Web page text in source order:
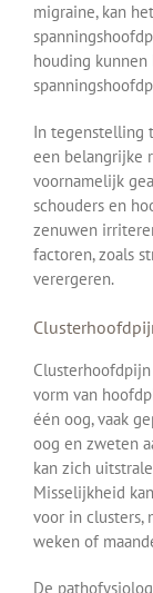
migraine, kan
houding kunnen
In tegenstelling
een belangrijke
voornamelijk
schouders en
zenuwen
factoren, zoals
verergeren.
vorm van
één oog, vaak
oog en zweten
kan zich
Misselijkheid
voor in clusters,
weken of
De